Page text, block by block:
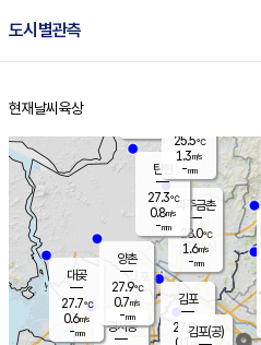
도시별관측
홈
현재날씨 육상
경서동
파주금촌
28.0℃
1.6m/s
-mm
대곶
27.7℃
0.6m/s
-mm
탄현
27.3℃
0.8m/s
-mm
김포
27.9℃
m/s
양촌
27.9℃
0.7m/s
-mm
김포(공)
25.5℃
1.3m/s
-mm